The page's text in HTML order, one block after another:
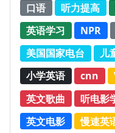
口语
听力提高
英语学习
NPR
美国国家电台
儿
小学英语
cnn
英文歌曲
听电影
英文电影
慢速英